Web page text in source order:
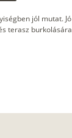
jól mutat. Jó
terasz burkolására